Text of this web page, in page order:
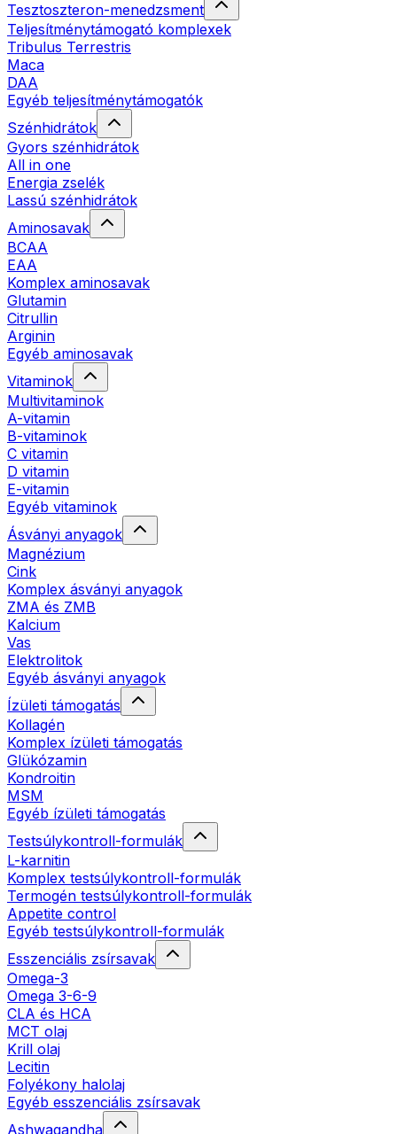
Tesztoszteron-menedzsment
Teljesítménytámogató komplexek
Tribulus Terrestris
Maca
DAA
Egyéb teljesítménytámogatók
Szénhidrátok
Gyors szénhidrátok
All in one
Energia zselék
Lassú szénhidrátok
Aminosavak
BCAA
EAA
Komplex aminosavak
Glutamin
Citrullin
Arginin
Egyéb aminosavak
Vitaminok
Multivitaminok
A-vitamin
B-vitaminok
C vitamin
D vitamin
E-vitamin
Egyéb vitaminok
Ásványi anyagok
Magnézium
Cink
Komplex ásványi anyagok
ZMA és ZMB
Kalcium
Vas
Elektrolitok
Egyéb ásványi anyagok
Ízületi támogatás
Kollagén
Komplex ízületi támogatás
Glükózamin
Kondroitin
MSM
Egyéb ízületi támogatás
Testsúlykontroll-formulák
L-karnitin
Komplex testsúlykontroll-formulák
Termogén testsúlykontroll-formulák
Appetite control
Egyéb testsúlykontroll-formulák
Esszenciális zsírsavak
Omega-3
Omega 3-6-9
CLA és HCA
MCT olaj
Krill olaj
Lecitin
Folyékony halolaj
Egyéb esszenciális zsírsavak
Ashwagandha